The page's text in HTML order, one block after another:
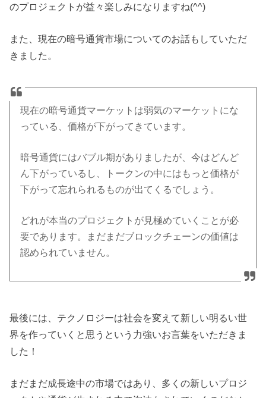
のプロジェクトが益々楽しみになりますね(^^)
また、現在の暗号通貨市場についてのお話もしていただ
きました。
現在の暗号通貨マーケットは弱気のマーケットにな
っている、価格が下がってきています。
暗号通貨にはバブル期がありましたが、今はどんど
ん下がっているし、トークンの中にはもっと価格が
下がって忘れられるものが出てくるでしょう。
どれが本当のプロジェクトが見極めていくことが必
要であります。まだまだブロックチェーンの価値は
認められていません。
最後には、テクノロジーは社会を変えて新しい明るい世
界を作っていくと思うという力強いお言葉をいただきま
した！
まだまだ成長途中の市場ではあり、多くの新しいプロジ